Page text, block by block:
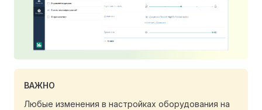
ВАЖНО
Любые изменения в настройках оборудования на